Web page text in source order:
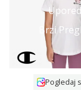
Brzi
Pogledaj